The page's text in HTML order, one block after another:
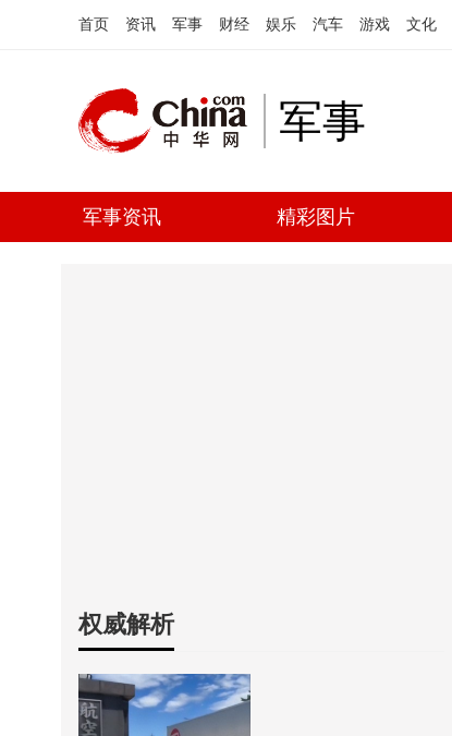
首页 资讯 军事 财经 娱乐 汽车 游戏 文化
军事
军事资讯 精彩图片
权威解析